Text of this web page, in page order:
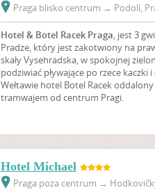
Praga blisko centrum → Podolí,
Hotel &Botel Racek Praga, jest 3
Pradze, który jest zakotwiony na
skały Vysehradska, w spokojnej
podziwiać pływające po rzece kaczki
Wełtawie hotel Botel Racek
tramwajem od centrum Pragi.
Hotel Michael
Praga poza centrum →